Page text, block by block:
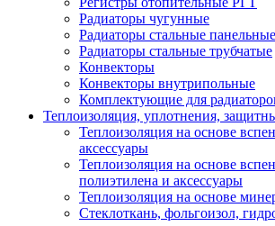
Радиаторы чугунные
Радиаторы стальные панельные
Радиаторы стальные трубчатые
Конвекторы
Конвекторы внутрипольные
Комплектующие для
Теплоизоляция, уплотнения,
Теплоизоляция на основе
аксессуары
Теплоизоляция на основе
полиэтилена и аксессуары
Теплоизоляция на основе
Стеклоткань, фольгоизол,